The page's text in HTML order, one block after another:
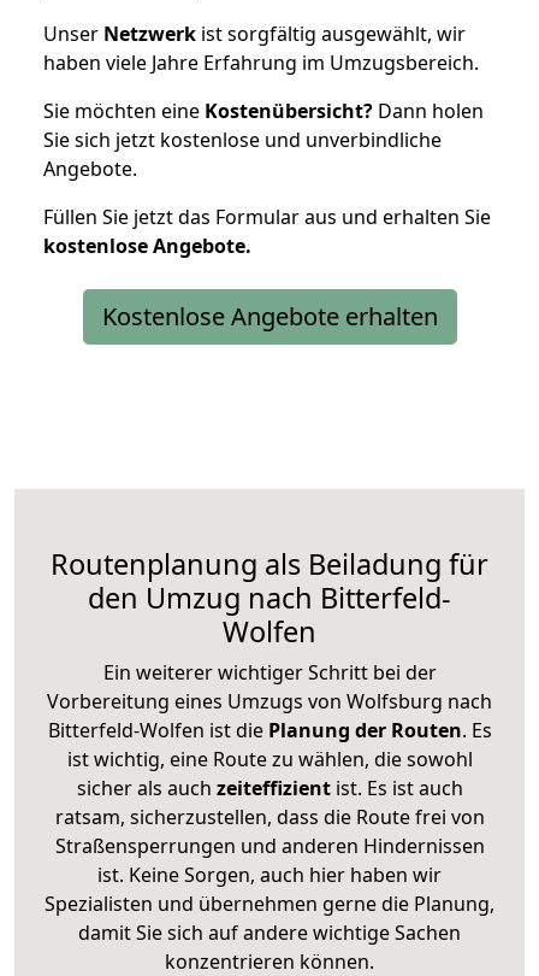
Unser Netzwerk ist sorgfältig ausgewählt, wir
haben viele Jahre Erfahrung im Umzugsbereich.
Sie möchten eine Kostenübersicht? Dann holen
Sie sich jetzt kostenlose und unverbindliche
Angebote.
Füllen Sie jetzt das Formular aus und erhalten Sie
kostenloseAngebote.
Kostenlose Angebote erhalten
Routenplanung als Beiladung für
den Umzug nach Bitterfeld-
Wolfen
Ein weiterer wichtiger Schritt bei der
Vorbereitung eines Umzugs von Wolfsburg nach
Bitterfeld-Wolfen ist diePlanung der Routen. Es
ist wichtig, eine Route zu wählen, die sowohl
sicher als auch zeiteffizientist. Es ist auch
ratsam, sicherzustellen, dass die Route frei von
Straßensperrungen und anderen Hindernissen
ist. Keine Sorgen, auch hier haben wir
Spezialisten und übernehmen gerne die Planung,
damit Sie sich auf andere wichtige Sachen
konzentrieren können.